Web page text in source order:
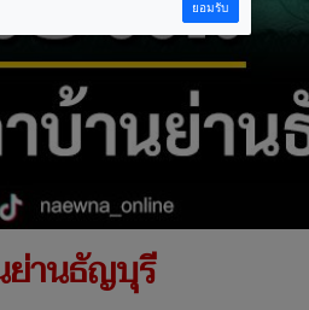
ย่านธัญบุรี
ยอมรับ